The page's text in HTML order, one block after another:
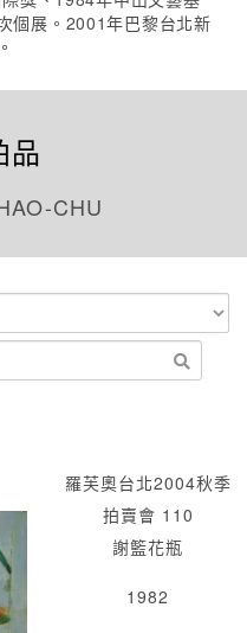
個展。2001年巴黎台北新
品
CHU
羅芙奧台北2004秋季
拍賣會 110
謝籃花瓶
1982